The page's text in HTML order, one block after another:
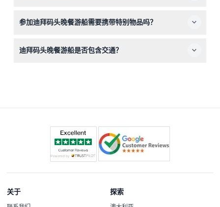
少于24小时取消或未出现将收取全额费用。
参加迪拜码头晚餐游船需要携带特别物品吗？
在露天上层甲板就坐，建议携带轻便夹克以便晚上保暖。
迪拜码头晚餐游船是否包含交通？
关于 探索